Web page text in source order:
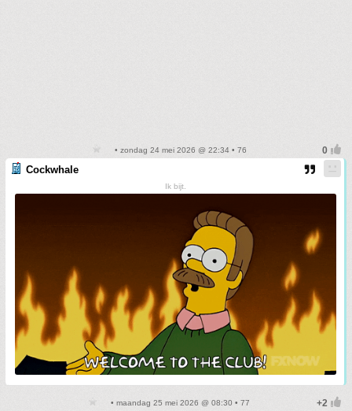
• zondag 24 mei 2026 @ 22:34 • 76
Cockwhale
Ik bijt.
• maandag 25 mei 2026 @ 08:30 • 77